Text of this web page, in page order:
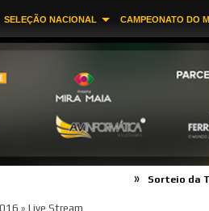
SELEÇÃO NACIONAL CAMPEONATO DO
Sorteio da Taça de
»
» Live Stream